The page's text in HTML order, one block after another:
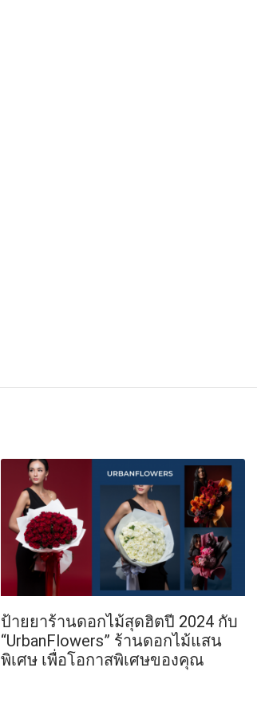
ป้ายยาร้านดอกไม้สุดฮิตปี 2024 กับ
“UrbanFlowers” ร้านดอกไม้แสน
พิเศษ เพื่อโอกาสพิเศษของคุณ